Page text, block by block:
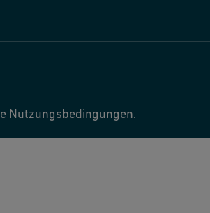
Nutzungsbedingungen.